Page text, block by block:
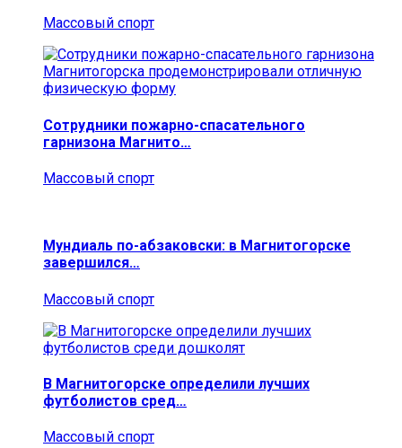
Массовый спорт
Сотрудники пожарно-спасательного
гарнизона Магнито…
Массовый спорт
Мундиаль по-абзаковски: в Магнитогорске
завершился…
Массовый спорт
В Магнитогорске определили лучших
футболистов сред…
Массовый спорт